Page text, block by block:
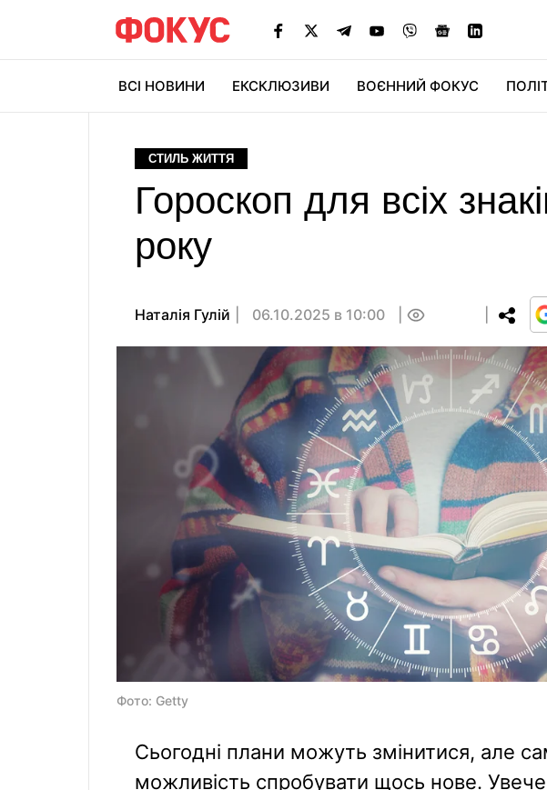
ВСІ НОВИНИ ЕКСКЛЮЗИВИ ВОЄННИЙ ФОКУС
СТИЛЬ ЖИТТЯ
Гороскоп для всіх
року
Наталія Гулій 06.10.2025 в 10:00
Фото: Getty
Сьогодні плани можуть змінитися, але
можливість спробувати щось нове.